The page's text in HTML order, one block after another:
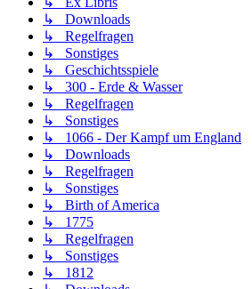
↳ Downloads
↳ Regelfragen
↳ Sonstiges
↳ Geschichtsspiele
↳ 300 - Erde & Wasser
↳ Regelfragen
↳ Sonstiges
↳ 1066 - Der Kampf um England
↳ Downloads
↳ Regelfragen
↳ Sonstiges
↳ Birth of America
↳ 1775
↳ Regelfragen
↳ Sonstiges
↳ 1812